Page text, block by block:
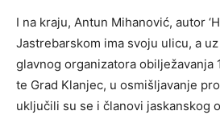
I na kraju, Antun Mihanović, autor
Jastrebarskom ima svoju ulicu, a
glavnog organizatora obilježavanja
te Grad Klanjec, u osmišljavanje
uključili su se i članovi jaskanskog